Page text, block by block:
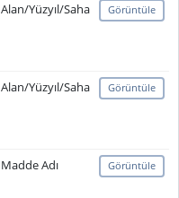
Alan/Yüzyıl/Saha Görüntüle
Alan/Yüzyıl/Saha Görüntüle
Madde Adı Görüntüle